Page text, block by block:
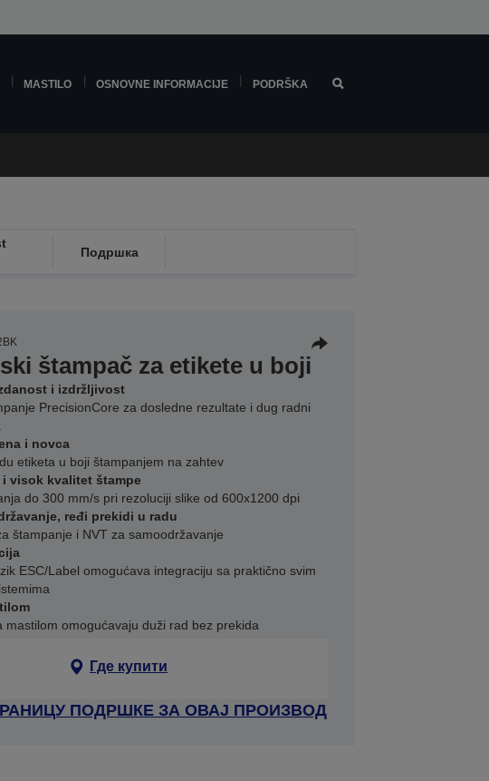
MASTILO OSNOVNE INFORMACIJE PODRŠKA
Подршка
štampač za etikete u boji
i izdržljivost
PrecisionCore za dosledne rezultate i dug radni
i novca
etiketa u boji štampanjem na zahtev
i visok kvalitet štampe
do 300 mm/s pri rezoluciji slike od 600x1200 dpi
ređi prekidi u radu
štampanje i NVT za samoodržavanje
ESC/Label omogućava integraciju sa praktično svim
mastilom omogućavaju duži rad bez prekida
Где купити
ПОДРШКЕ ЗА ОВАЈ ПРОИЗВОД